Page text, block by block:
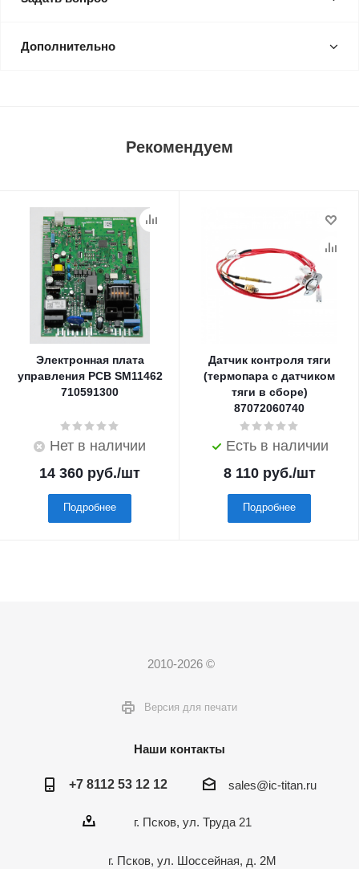
Дополнительно
Рекомендуем
Электронная плата
управления PCB SM11462
710591300
Нет в наличии
14 360 руб./шт
Подробнее
Датчик контроля тяги
(термопара с датчиком
тяги в сборе)
87072060740
Есть в наличии
8 110руб./шт
Подробнее
2010-2026 ©
Версия для печати
Наши контакты
+7 8112 53 12 12 sales@ic-titan.ru
г. Псков, ул. Труда 21
г. Псков, ул. Шоссейная, д. 2М